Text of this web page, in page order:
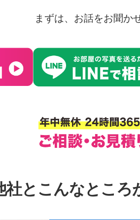
まずは、お話をお聞か
社とこんなところ